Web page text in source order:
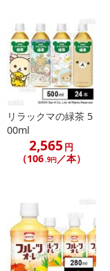
リラックマの緑茶 5
00ml
2,565 円
（106.9円／本）